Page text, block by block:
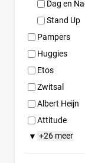
Dag en
Stand Up
Pampers
Huggies
Etos
Zwitsal
Albert Heijn
Attitude
Bambo
Bebino
▼ +26 meer